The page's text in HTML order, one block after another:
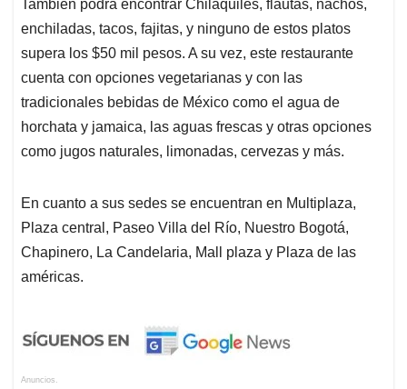
También podrá encontrar Chilaquiles, flautas, nachos,
enchiladas, tacos, fajitas, y ninguno de estos platos
supera los $50 mil pesos. A su vez, este restaurante
cuenta con opciones vegetarianas y con las
tradicionales bebidas de México como el agua de
horchata y jamaica, las aguas frescas y otras opciones
como jugos naturales, limonadas, cervezas y más.
En cuanto a sus sedes se encuentran en Multiplaza,
Plaza central, Paseo Villa del Río, Nuestro Bogotá,
Chapinero, La Candelaria, Mall plaza y Plaza de las
américas.
Anuncios.